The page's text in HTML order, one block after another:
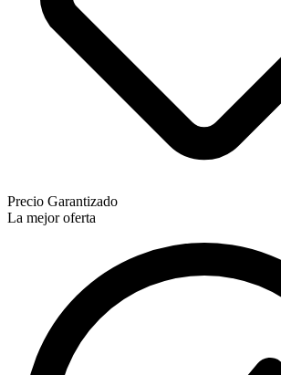
Precio Garantizado
La mejor oferta